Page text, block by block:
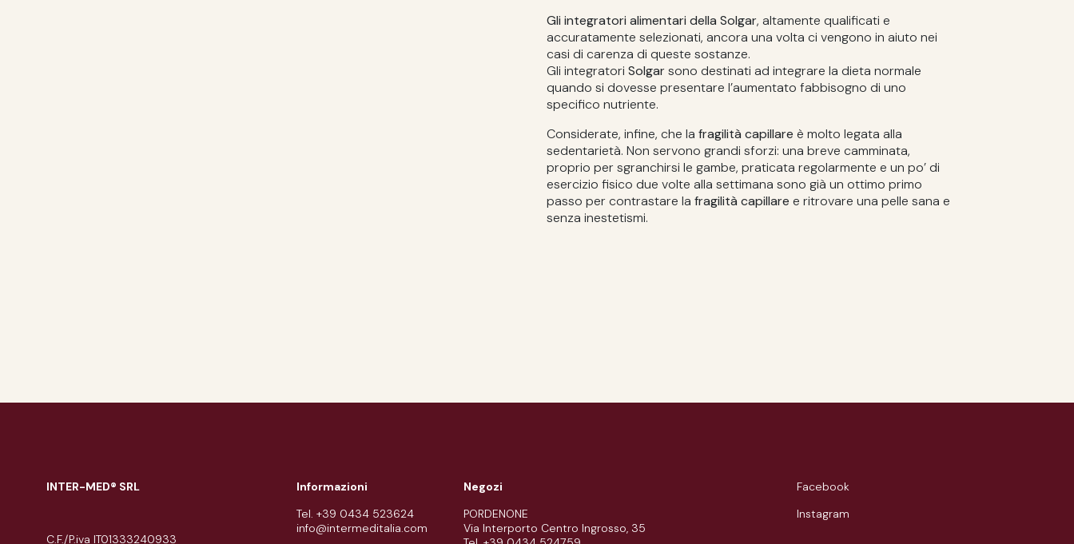
Gli integratori alimentari della Solgar, altamente qualificati e
accuratamente selezionati, ancora una volta ci vengono in aiuto nei
casi di carenza di queste sostanze.
Gli integratori Solgarsono destinati ad integrare la dieta normale
quando si dovesse presentare l’aumentato fabbisogno di uno
specifico nutriente.
Considerate, infine, che la fragilità capillare è molto legata alla
sedentarietà. Non servono grandi sforzi: una breve camminata,
proprio per sgranchirsi le gambe, praticata regolarmente e un po’ di
esercizio fisico due volte alla settimana sono già un ottimo primo
passo per contrastare la fragilità capillare e ritrovare una pelle sana e
senza inestetismi.
INTER-MED® SRL
C.F./P.iva IT01333240933
Informazioni
Tel. +39 0434 523624
info@intermeditalia.com
Negozi
PORDENONE
Via Interporto Centro Ingrosso, 35
Facebook
Instagram